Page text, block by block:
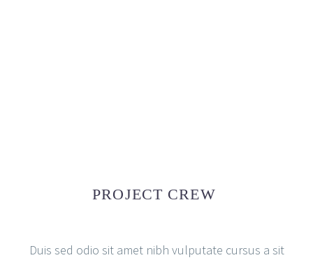
PROJECT CREW
Duis sed odio sit amet nibh vulputate cursus a sit